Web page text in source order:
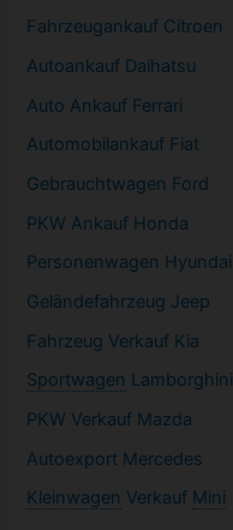
Fahrzeugankauf Citroen
Autoankauf Daihatsu
Auto Ankauf Ferrari
Automobilankauf Fiat
Gebrauchtwagen Ford
PKW Ankauf Honda
Personenwagen Hyundai
Geländefahrzeug Jeep
Fahrzeug Verkauf Kia
Sportwagen Lamborghini
PKW Verkauf Mazda
Autoexport Mercedes
Kleinwagen Verkauf Mini